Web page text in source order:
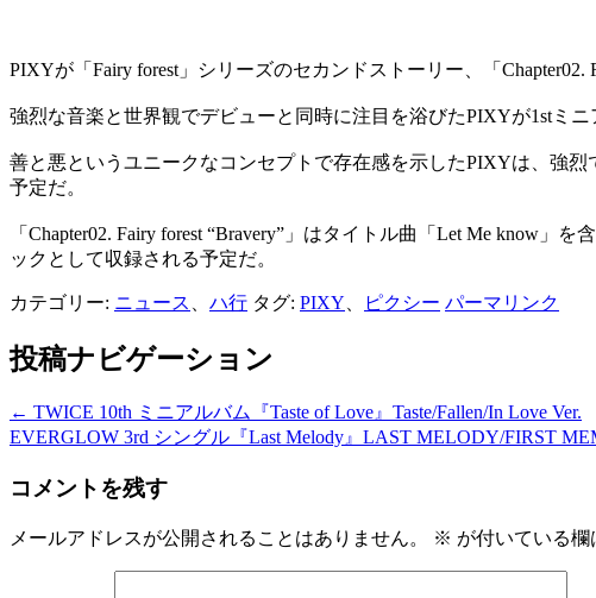
PIXYが「Fairy forest」シリーズのセカンドストーリー、「Chapter02.
強烈な音楽と世界観でデビューと同時に注目を浴びたPIXYが1stミニ
善と悪というユニークなコンセプトで存在感を示したPIXYは、強
予定だ。
「Chapter02. Fairy forest “Bravery”」はタイトル曲「Let Me know
ックとして収録される予定だ。
カテゴリー: ニュース ハ行 タグ: PIXY ピクシー パーマリンク
投稿ナビゲーション
← TWICE 10th ミニアルバム『Taste of Love』Taste/Fallen/In Love Ver.
EVERGLOW 3rd シングル『Last Melody』LAST MELODY/FIRST
コメントを残す
メールアドレスが公開されることはありません。 ※ が付いている